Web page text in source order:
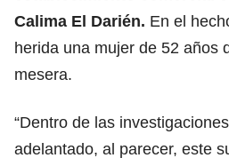
Calima El Darién. En el
herida una mujer de 52 años
mesera.
“Dentro de las
adelantado, al parecer, este